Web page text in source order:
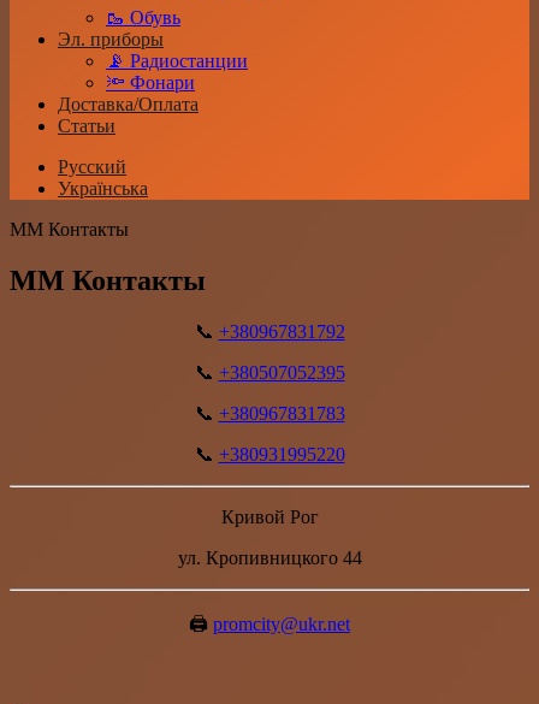
🥾 Обувь
Эл. приборы
📡 Радиостанции
🔦 Фонари
Доставка/Оплата
Статьи
Русский
Українська
ММ Контакты
ММ Контакты
📞 +380967831792
📞 +380507052395
📞 +380967831783
📞 +380931995220
Кривой Рог
ул. Кропивницкого 44
🖨️ promcity@ukr.net